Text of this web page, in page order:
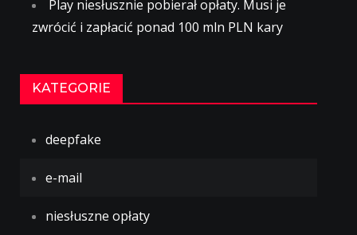
Play niesłusznie pobierał opłaty. Musi je
zwrócić i zapłacić ponad 100 mln PLN kary
KATEGORIE
deepfake
e-mail
niesłuszne opłaty